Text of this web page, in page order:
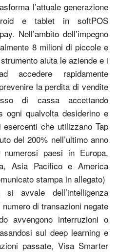
l’attuale generazione
e tablet in softPOS
Nell’ambito dell’impegno
8 milioni di piccole e
aiuta le aziende e i
accedere rapidamente
la perdita di vendite
di cassa accettando
ogni qualvolta desiderino e
che utilizzano Tap
del 200% nell’ultimo anno
paesi in Europa,
Asia Pacifico e America
stampa in allegato)
avvale dell’intelligenza
di transazioni negate
avvengono interruzioni o
sul deep learning e
passate, Visa Smarter